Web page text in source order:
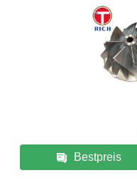
Bestpreis